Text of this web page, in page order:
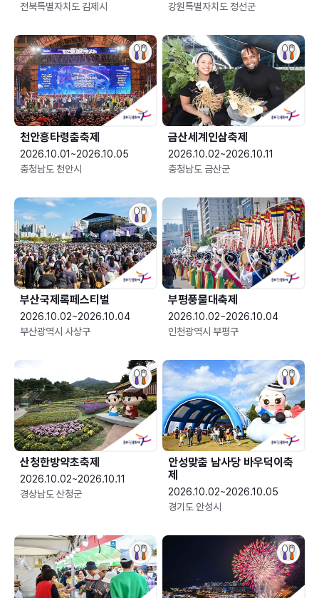
전북특별자치도 김제시
강원특별자치도 정선군
천안흥타령춤축제
2026.10.01~2026.10.05
충청남도 천안시
금산세계인삼축제
2026.10.02~2026.10.11
충청남도 금산군
부산국제록페스티벌
2026.10.02~2026.10.04
부산광역시 사상구
부평풍물대축제
2026.10.02~2026.10.04
인천광역시 부평구
산청한방약초축제
2026.10.02~2026.10.11
경상남도 산청군
안성맞춤 남사당 바우덕이축
제
2026.10.02~2026.10.05
경기도 안성시